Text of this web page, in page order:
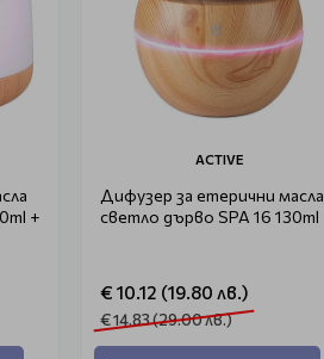
+
ACTIVE
Дифузер за етерични масла
светло дърво SPA 16 130ml
€ 10.12 (19.80 лв.)
€ 14.83 (29.00 лв.)